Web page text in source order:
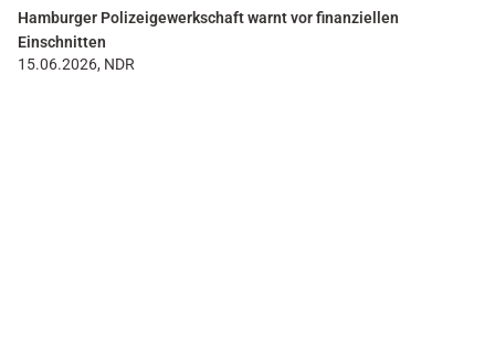
Hamburger Polizeigewerkschaft warnt vor finanziellen
Einschnitten
15.06.2026, NDR